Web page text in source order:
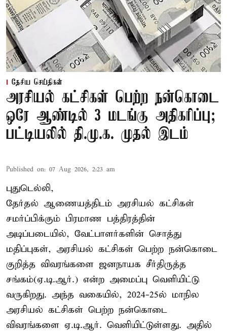
தேசிய செய்திகள்
அரசியல் கட்சிகள் பெற்ற நன்கொடை
ஒரே ஆண்டில் 3 மடங்கு அதிகரிப்பு;
பட்டியலில் தி.மு.க. முதல் இடம்
Published on: 07 Aug 2026, 2:23 am
புதுடெல்லி,
தேர்தல் ஆணையத்திடம் அரசியல் கட்சிகள்
சமர்ப்பிக்கும் பிரமாண பத்திரத்தின்
அடிப்படையில், வேட்பாளர்களின் சொத்து
மதிப்புகள், அரசியல் கட்சிகள் பெற்ற நன்கொடை
குறித்த விவரங்களை ஜனநாயக சீர்திருத்த
சங்கம்(ஏ.டி.ஆர்.) என்ற அமைப்பு வெளியிட்டு
வருகிறது. அந்த வகையில், 2024-25ல் மாநில
அரசியல் கட்சிகள் பெற்ற நன்கொடை
விவரங்களை ஏ.டி.ஆர். வெளியிட்டுள்ளது. அதில்